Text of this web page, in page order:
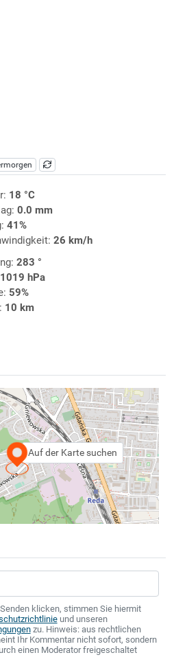
18 °C
0.0 mm
41%
26 km/h
283 °
1019 hPa
59%
10 km
Auf der Karte suchen
klicken, stimmen Sie hiermit
und unseren
zu. Hinweis: aus rechtlichen
Ihr Kommentar nicht sofort, sondern
einen Moderator freigeschaltet